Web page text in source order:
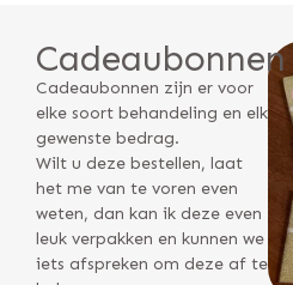
Cadeaubonnen
Cadeaubonnen zijn er voor
elke soort behandeling en elk
gewenste bedrag.
Wilt u deze bestellen, laat
het me van te voren even
weten, dan kan ik deze even
leuk verpakken en kunnen we
iets afspreken om deze af te